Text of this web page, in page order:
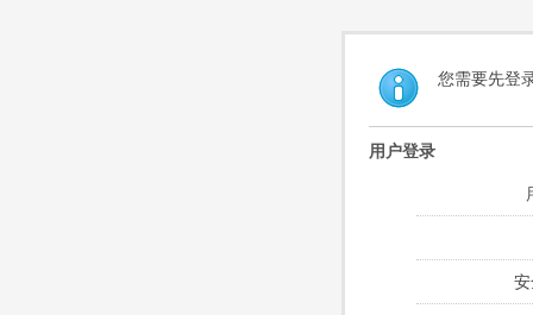
您需要先登
用户登录